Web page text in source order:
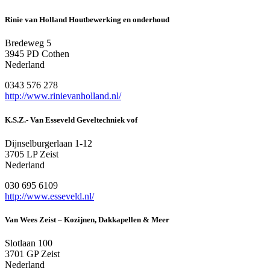
Rinie van Holland Houtbewerking en onderhoud
Bredeweg 5
3945 PD Cothen
Nederland
0343 576 278
http://www.rinievanholland.nl/
K.S.Z.- Van Esseveld Geveltechniek vof
Dijnselburgerlaan 1-12
3705 LP Zeist
Nederland
030 695 6109
http://www.esseveld.nl/
Van Wees Zeist – Kozijnen, Dakkapellen & Meer
Slotlaan 100
3701 GP Zeist
Nederland